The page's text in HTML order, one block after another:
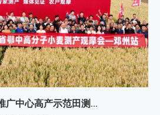
广中心高产示范田测...